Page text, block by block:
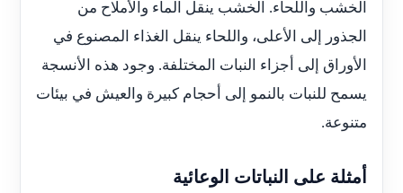
الخشب واللحاء. الخشب ينقل الماء والأملاح من
الجذور إلى الأعلى، واللحاء ينقل الغذاء المصنوع في
الأوراق إلى أجزاء النبات المختلفة. وجود هذه الأنسجة
يسمح للنبات بالنمو إلى أحجام كبيرة والعيش في بيئات
متنوعة.
أمثلة على النباتات الوعائية